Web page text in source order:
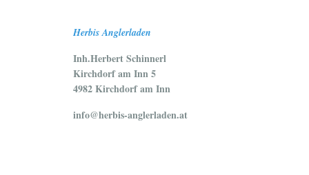
Herbis Anglerladen
Inh.Herbert Schinnerl
Kirchdorf am Inn 5
4982 Kirchdorf am Inn
info@herbis-anglerladen.at